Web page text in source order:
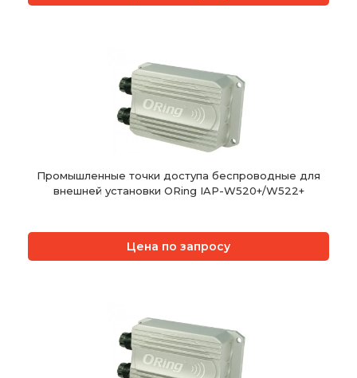
Промышленные точки доступа беспроводные для
внешней установки ORing IAP-W520+/W522+
Цена по запросу